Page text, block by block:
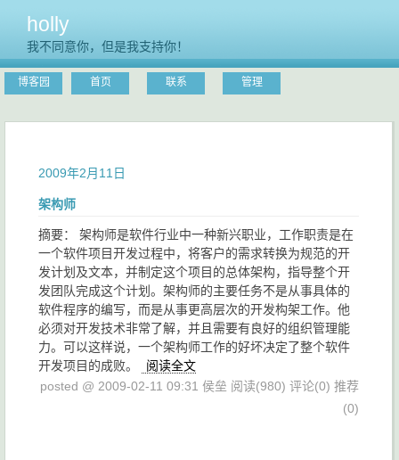
holly
我不同意你，但是我支持你！
博客园 首页 联系 管理
2009年2月11日
架构师
摘要： 架构师是软件行业中一种新兴职业，工作职责是在
一个软件项目开发过程中，将客户的需求转换为规范的开
发计划及文本，并制定这个项目的总体架构，指导整个开
发团队完成这个计划。架构师的主要任务不是从事具体的
软件程序的编写，而是从事更高层次的开发构架工作。他
必须对开发技术非常了解，并且需要有良好的组织管理能
力。可以这样说，一个架构师工作的好坏决定了整个软件
开发项目的成败。
阅读全文
posted @ 2009-02-11 09:31 侯垒 阅读(980) 评论(0) 推荐
(0)